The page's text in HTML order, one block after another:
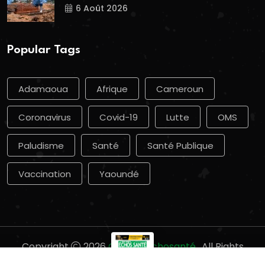
6 Août 2026
Popular Tags
Adamaoua Afrique Cameroun
Coronavirus Covid-19 Lutte OMS
Paludisme Santé Santé Publique
Vaccination Yaoundé
Copyright 2026Groupe Echosanté.. All Rights